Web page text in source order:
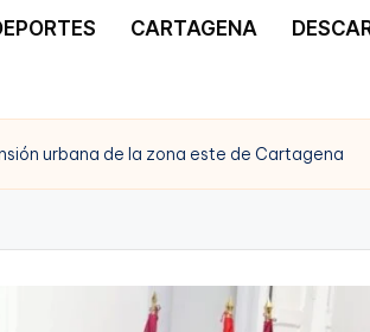
CARTAGENA
urbana de la zona este de Cartagena